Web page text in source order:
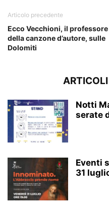
Articolo precedente
Ecco Vecchioni, il professore
della canzone d’autore, sulle
Dolomiti
Notti
serate
Eventi
31